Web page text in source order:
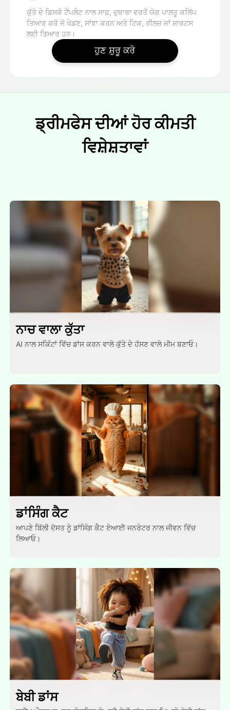
ਕੁੱਤੇ ਦੇ ਡਿਸਕੋ ਟੈਂਪਲੇਟ ਨਾਲ ਸਾਫ਼, ਦੁਬਾਰਾ ਵਰਤੋਂ ਯੋਗ ਪਾਲਤੂ ਕਲਿੱਪ
ਤਿਆਰ ਕਰੋ ਜੋ ਖੇਡਣ, ਸਾਂਝਾ ਕਰਨ ਅਤੇ ਟਿਕ, ਰੀਲਜ਼ ਜਾਂ ਸ਼ਾਰਟਸ
ਲਈ ਤਿਆਰ ਹਨ।
ਹੁਣ ਸ਼ੁਰੂ ਕਰੋ
ਡ੍ਰੀਮਫੇਸ ਦੀਆਂ ਹੋਰ ਕੀਮਤੀ
ਵਿਸ਼ੇਸ਼ਤਾਵਾਂ
ਨਾਚ ਵਾਲਾ ਕੁੱਤਾ
AI ਨਾਲ ਸਕਿੰਟਾਂ ਵਿੱਚ ਡਾਂਸ ਕਰਨ ਵਾਲੇ ਕੁੱਤੇ ਦੇ ਹੱਸਣ ਵਾਲੇ ਮੀਮ ਬਣਾਓ।
ਡਾਂਸਿੰਗ ਕੈਟ
ਆਪਣੇ ਬਿੱਲੀ ਦੋਸਤ ਨੂੰ ਡਾਂਸਿੰਗ ਕੈਟ ਏਆਈ ਜਨਰੇਟਰ ਨਾਲ ਜੀਵਨ ਵਿੱਚ
ਲਿਆਓ।
ਬੇਬੀ ਡਾਂਸ